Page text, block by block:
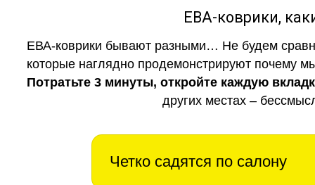
ЕВА-коврики,
ЕВА-коврики бывают разными… Не будем
которые наглядно продемонстрируют почему
Потратьте 3 минуты, откройте каждую
других местах –
Четко садятся по салону